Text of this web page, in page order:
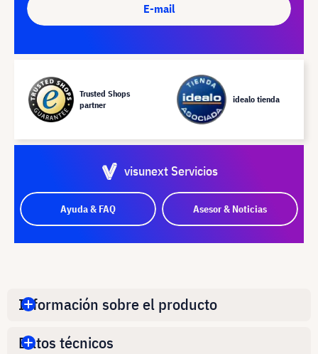
E-mail
Trusted Shops
partner
idealo tienda
visunext Servicios
Ayuda & FAQ Asesor & Noticias
Información sobre el producto
Datos técnicos